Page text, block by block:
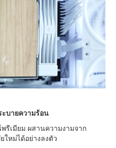
ะบายความร้อน
รีเมียม ผสานความงามจาก
หม่ได้อย่างลงตัว